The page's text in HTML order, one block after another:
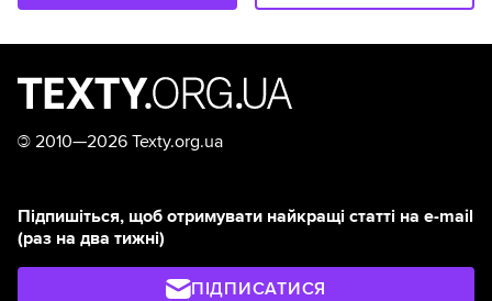
© 2010—2026 Texty.org.ua
Підпишіться, щоб отримувати найкращі статті на e-mail
(раз на два тижні)
ПІДПИСАТИСЯ